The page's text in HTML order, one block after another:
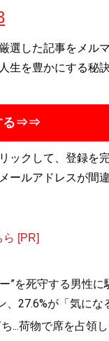
選した記事をメル
生を豊かにする秘
る⇒⇒
クして、登録を完
ールアドレスが間
[PR]
”を死守する男性に
27.6%が「気にな
荷物で席を占領